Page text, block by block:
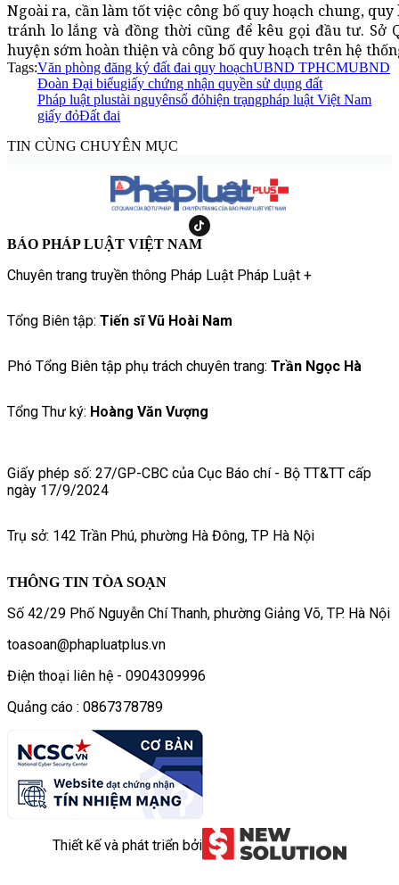
Ngoài ra, cần làm tốt việc công bố quy hoạch chung,
tránh lo lắng và đồng thời cũng để kêu gọi đầu tư. Sở
huyện sớm hoàn thiện và công bố quy hoạch trên hệ
Tags:Văn phòng đăng ký đất đai quy hoạchUBND TPHCMUBND
Đoàn Đại biểugiấy chứng nhận quyền sử dụng đất
Pháp luật plustài nguyênsổ đỏhiện trạngpháp luật Việt Nam
giấy đỏĐất đai
TIN CÙNG CHUYÊN MỤC
BÁO PHÁP LUẬT VIỆT NAM
Chuyên trang truyền thông Pháp Luật Pháp Luật +
Tổng Biên tập: Tiến sĩ Vũ Hoài Nam
Phó Tổng Biên tập phụ trách chuyên trang: Trần Ngọc Hà
Tổng Thư ký: Hoàng Văn Vượng
Giấy phép số: 27/GP-CBC của Cục Báo chí - Bộ TT&TT cấp
ngày 17/9/2024
Trụ sở: 142 Trần Phú, phường Hà Đông, TP Hà Nội
THÔNG TIN TÒA SOẠN
Số 42/29 Phố Nguyễn Chí Thanh, phường Giảng Võ, TP. Hà Nội
toasoan@phapluatplus.vn
Điện thoại liên hệ - 0904309996
Quảng cáo : 0867378789
Thiết kế và phát triển bởi